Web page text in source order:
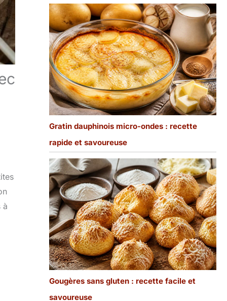
à
Gratin dauphinois micro-ondes : recette
rapide et savoureuse
Gougères sans gluten : recette facile et
savoureuse